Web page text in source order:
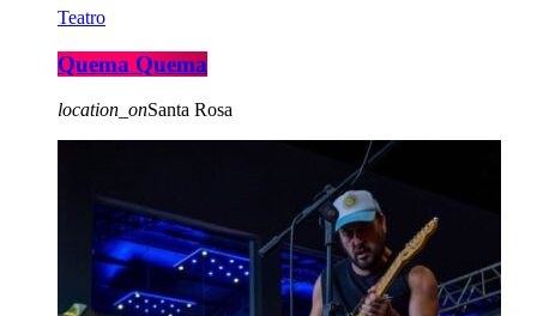
Teatro
Quema Quema
location_onSanta Rosa